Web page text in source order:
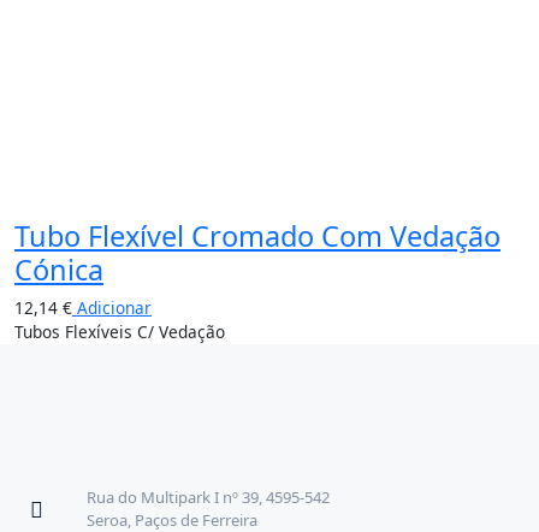
Tubo Flexível Cromado Com Vedação
Cónica
12,14 € Adicionar
Tubos Flexíveis C/ Vedação
Rua do Multipark I nº 39, 4595-542
Seroa, Paços de Ferreira